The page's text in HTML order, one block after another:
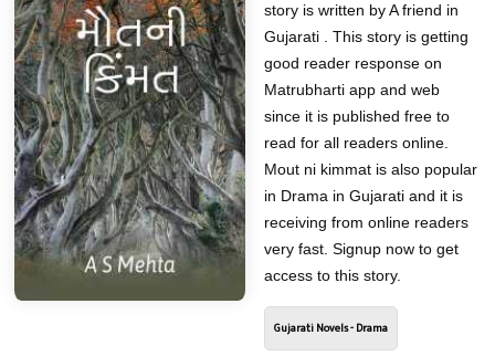
story is written by A friend in
Gujarati . This story is getting
good reader response on
Matrubharti app and web
since it is published free to
read for all readers online.
Mout ni kimmat is also popular
in Drama in Gujarati and it is
receiving from online readers
very fast. Signup now to get
access to this story.
Gujarati Novels - Drama